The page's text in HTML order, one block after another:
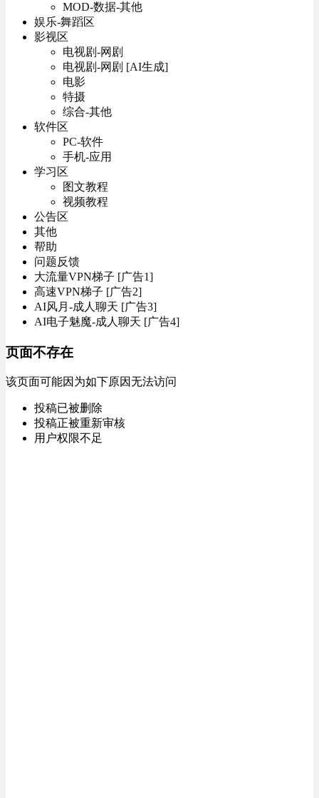
MOD-数据-其他
娱乐-舞蹈区
影视区
电视剧-网剧
电视剧-网剧 [AI生成]
电影
特摄
综合-其他
软件区
PC-软件
手机-应用
学习区
图文教程
视频教程
公告区
其他
帮助
问题反馈
大流量VPN梯子 [广告1]
高速VPN梯子 [广告2]
AI风月-成人聊天 [广告3]
AI电子魅魔-成人聊天 [广告4]
页面不存在
该页面可能因为如下原因无法访问
投稿已被删除
投稿正被重新审核
用户权限不足